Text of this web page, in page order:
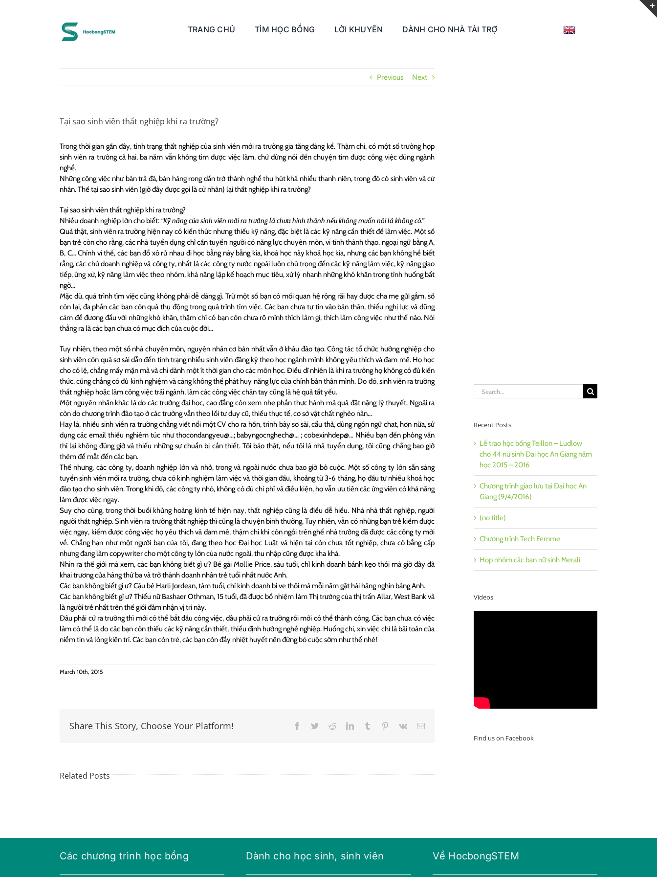
TRANG CHỦ TÌM HỌC BỔNG LỜI KHUYÊN DÀNH CHO NHÀ TÀI TRỢ
Previous Next
Tại sao sinh viên thất nghiệp khi ra trường?
Trong thời gian gần đây, tình trạng thất nghiệp của sinh viên mới ra trường gia tăng đáng kể. Thậm chí, có một số trường hợp
sinh viên ra trường cả hai, ba năm vẫn không tìm được việc làm, chứ đừng nói đến chuyện tìm được công việc đúng ngành
nghề.
Những công việc như bán trà đá, bán hàng rong dần trở thành nghề thu hút khá nhiều thanh niên, trong đó có sinh viên và cử
nhân. Thế tại sao sinh viên (giờ đây được gọi là cử nhân) lại thất nghiệp khi ra trường?
Tại sao sinh viên thất nghiệp khi ra trường?
Nhiều doanh nghiệp lớn cho biết: “Kỹ năng của sinh viên mới ra trường là chưa hình thành nếu không muốn nói là không có.”
Quả thật, sinh viên ra trường hiện nay có kiến thức nhưng thiếu kỹ năng, đặc biệt là các kỹ năng cần thiết để làm việc. Một số
bạn trẻ còn cho rằng, các nhà tuyển dụng chỉ cần tuyển người có năng lực chuyên môn, vi tính thành thạo, ngoại ngữ bằng A,
B, C… Chính vì thế, các bạn đổ xô rủ nhau đi học bằng này bằng kia, khoá học này khoá học kia, nhưng các bạn không hề biết
rằng, các chủ doanh nghiệp và công ty, nhất là các công ty nước ngoài luôn chú trọng đến các kỹ năng làm việc, kỹ năng giao
tiếp, ứng xử, kỹ năng làm việc theo nhóm, khả năng lập kế hoạch mục tiêu, xử lý nhanh những khó khăn trong tình huống bất
ngờ…
Mặc dù, quá trình tìm việc cũng không phải dễ dàng gì. Trừ một số bạn có mối quan hệ rộng rãi hay được cha mẹ gửi gắm, số
còn lại, đa phần các bạn còn quá thụ động trong quá trình tìm việc. Các bạn chưa tự tin vào bản thân, thiếu nghị lực và dũng
cảm để đương đầu với những khó khăn, thậm chí có bạn còn chưa rõ mình thích làm gì, thích làm công việc như thế nào. Nói
thẳng ra là các bạn chưa có mục đích của cuộc đời…
Tuy nhiên, theo một số nhà chuyên môn, nguyên nhân cơ bản nhất vẫn ở khâu đào tạo. Công tác tổ chức hướng nghiệp cho
sinh viên còn quá sơ sài dẫn đến tình trạng nhiều sinh viên đăng ký theo học ngành mình không yêu thích và đam mê. Họ học
cho có lệ, chẳng mấy mặn mà và chỉ dành một ít thời gian cho các môn học. Điều dĩ nhiên là khi ra trường họ không có đủ kiến
thức, cũng chẳng có đủ kinh nghiệm và càng không thể phát huy năng lực của chính bản thân mình. Do đó, sinh viên ra trường
thất nghiệp hoặc làm công việc trái ngành, làm các công việc chân tay cũng là hệ quả tất yếu.
Một nguyên nhân khác là do các trường đại học, cao đẳng còn xem nhẹ phần thực hành mà quá đặt nặng lý thuyết. Ngoài ra
còn do chương trình đào tạo ở các trường vẫn theo lối tư duy cũ, thiếu thực tế, cơ sở vật chất nghèo nàn…
Hay là, nhiều sinh viên ra trường chẳng viết nổi một CV cho ra hồn, trình bày sơ sài, cẩu thả, dùng ngôn ngữ chat, hơn nữa, sử
dụng các email thiếu nghiêm túc như thocondangyeu@…; babyngocnghech@… ; cobexinhdep@… Nhiều bạn đến phỏng vấn
thì lại không đúng giờ và thiếu những sự chuẩn bị cần thiết. Tôi bảo thật, nếu tôi là nhà tuyển dụng, tôi cũng chẳng bao giờ
thèm để mắt đến các bạn.
Thế nhưng, các công ty, doanh nghiệp lớn và nhỏ, trong và ngoài nước chưa bao giờ bỏ cuộc. Một số công ty lớn sẵn sàng
tuyển sinh viên mới ra trường, chưa có kinh nghiệm làm việc và thời gian đầu, khoảng từ 3-6 tháng, họ đầu tư nhiều khoá học
đào tạo cho sinh viên. Trong khi đó, các công ty nhỏ, không có đủ chi phí và điều kiện, họ vẫn ưu tiên các ứng viên có khả năng
làm được việc ngay.
Suy cho cùng, trong thời buổi khủng hoảng kinh tế hiện nay, thất nghiệp cũng là điều dễ hiểu. Nhà nhà thất nghiệp, người
người thất nghiệp. Sinh viên ra trường thất nghiệp thì cũng là chuyện bình thường. Tuy nhiên, vẫn có những bạn trẻ kiếm được
việc ngay, kiếm được công việc họ yêu thích và đam mê, thậm chí khi còn ngồi trên ghế nhà trường đã được các công ty mời
về. Chẳng hạn như một người bạn của tôi, đang theo học Đại học Luật và hiện tại còn chưa tốt nghiệp, chưa có bằng cấp
nhưng đang làm copywriter cho một công ty lớn của nước ngoài, thu nhập cũng được kha khá.
Nhìn ra thế giới mà xem, các bạn không biết gì ư? Bé gái Mollie Price, sáu tuổi, chỉ kinh doanh bánh kẹo thôi mà giờ đây đã
khai trương của hàng thứ ba và trở thành doanh nhân trẻ tuổi nhất nước Anh.
Các bạn không biết gì ư? Cậu bé Harli Jordean, tám tuổi, chỉ kinh doanh bi ve thôi mà mỗi năm gặt hái hàng nghìn bảng Anh.
Các bạn không biết gì ư? Thiếu nữ Bashaer Othman, 15 tuổi, đã được bổ nhiệm làm Thị trưởng của thị trấn Allar, West Bank và
là người trẻ nhất trên thế giới đảm nhận vị trí này.
Đâu phải cứ ra trường thì mới có thể bắt đầu công việc, đâu phải cứ ra trường rồi mới có thể thành công. Các bạn chưa có việc
làm có thể là do các bạn còn thiếu các kỹ năng cần thiết, thiếu định hướng nghề nghiệp. Huống chi, xin việc chỉ là bài toán của
niềm tin và lòng kiên trì. Các bạn còn trẻ, các bạn còn đầy nhiệt huyết nên đừng bỏ cuộc sớm như thế nhé!
March 10th, 2015
Share This Story, Choose Your Platform! Facebook
TwitterRedditLinkedInTumblr Pinterest
Vk Email
Related Posts
Search
for:
Recent Posts
Lễ trao học bổng Teillon – Ludlow
cho 44 nữ sinh Đai học An Giang năm
học 2015 – 2016
Chương trình giao lưu tại Đại học An
Giang (9/4/2016)
(no title)
Chương trình Tech Femme
Họp nhóm các bạn nữ sinh Merali
Videos
Find us on Facebook
Các chương trình học bổng Dành cho học sinh, sinh viên Về HocbongSTEM